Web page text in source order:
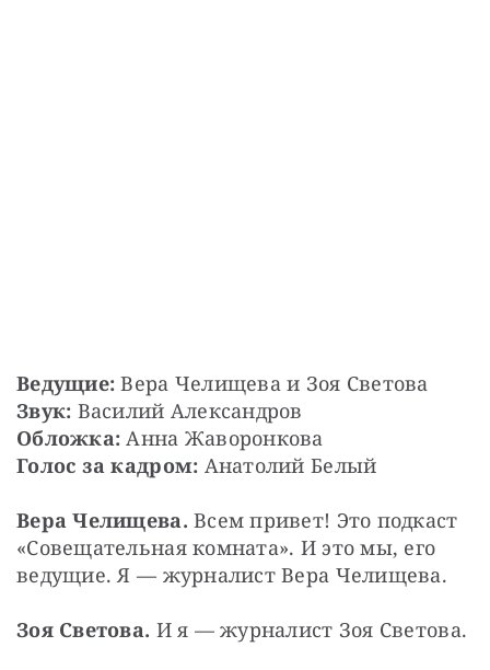
Ведущие: Вера Челищева и Зоя Светова
Звук: Василий Александров
Обложка: Анна Жаворонкова
Голос за кадром: Анатолий Белый
Вера Челищева. Всем привет! Это подкаст
«Совещательная комната». И это мы, его
ведущие. Я — журналист Вера Челищева.
Зоя Светова. И я — журналист Зоя Светова.